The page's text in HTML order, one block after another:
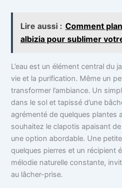
Lire aussi : Comment
albizia pour sublimer
L’eau est un élément central du
vie et la purification. Même un
transformer l’ambiance. Un
dans le sol et tapissé d’une
agrémenté de quelques plantes
souhaitez le clapotis apaisant
une option abordable. Une
quelques pierres et un récipient
mélodie naturelle constante,
au lâcher-prise.